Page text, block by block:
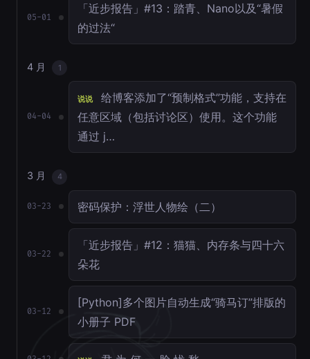
05-01
「近步报告」#13：踏青、Nano以及“暑假
的过法“
4 月 1
04-04
说说
给博客添加了“预制格式”功能，支持在
任意区域（包括讨论区）使用。这个功能
通过 j…
3 月 4
03-23 密码保护：浮世人物绘（二）
03-22
「近步报告」#12：猫猫、内存条与四十六
朵花
03-12
[Python]多个图片自动生成“骑马订”排版的
小册子 PDF